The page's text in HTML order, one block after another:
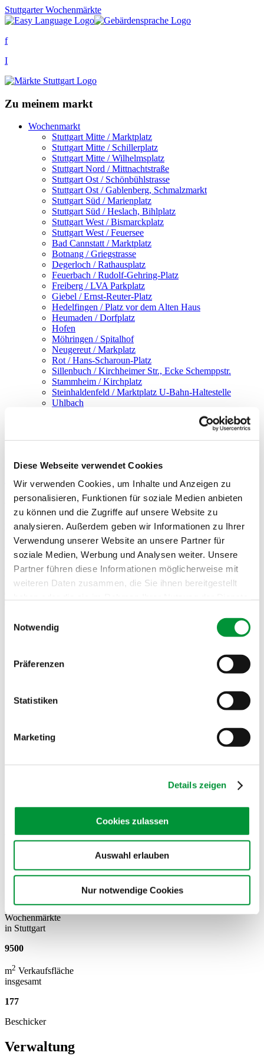
Diese Webseite verwendet Cookies
Wir verwenden Cookies, um Inhalte und Anzeigen zu
personalisieren, Funktionen für soziale Medien anbieten
zu können und die Zugriffe auf unsere Website zu
analysieren. Außerdem geben wir Informationen zu Ihrer
Verwendung unserer Website an unsere Partner für
soziale Medien, Werbung und Analysen weiter. Unsere
Partner führen diese Informationen möglicherweise mit
weiteren Daten zusammen, die Sie ihnen bereitgestellt
Notwendig
Präferenzen
Statistiken
Marketing
Details zeigen
Cookies zulassen
Auswahl erlauben
Nur notwendige Cookies
Stuttgarter Wochenmärkte
f
I
Zu meinem markt
Wochenmarkt
Stuttgart Mitte / Marktplatz
Stuttgart Mitte / Schillerplatz
Stuttgart Mitte / Wilhelmsplatz
Stuttgart Nord / Mittnachtstraße
Stuttgart Ost / Schönbühlstrasse
Stuttgart Ost / Gablenberg, Schmalzmarkt
Stuttgart Süd / Marienplatz
Stuttgart Süd / Heslach, Bihlplatz
Stuttgart West / Bismarckplatz
Stuttgart West / Feuersee
Bad Cannstatt / Marktplatz
Botnang / Griegstrasse
Degerloch / Rathausplatz
Feuerbach / Rudolf-Gehring-Platz
Freiberg / LVA Parkplatz
Giebel / Ernst-Reuter-Platz
Hedelfingen / Platz vor dem Alten Haus
Heumaden / Dorfplatz
Hofen
Möhringen / Spitalhof
Neugereut / Markplatz
Rot / Hans-Scharoun-Platz
Sillenbuch / Kirchheimer Str., Ecke Schemppstr.
Stammheim / Kirchplatz
Steinhaldenfeld / Marktplatz U-Bahn-Haltestelle
Uhlbach
Untertürkheim / Bahnhofsplatz, Widdersteinstraße
Infos
Guggenberger kocht!
Pasta mit Pfifferlingen, Tomaten und Parmesan-Chips
Bauarbeiten Interimsbad Zuffenhausen
Liebe Kundinnen und Kunden,
ca. 100…
Jubiläen
Märkte & Stände
Aktuell
Wochenmärkte
Zahlen & Fakten
Wochenmärkte
in Stuttgart
9500
m2 Verkaufsfläche
insgesamt
177
Beschicker
Verwaltung